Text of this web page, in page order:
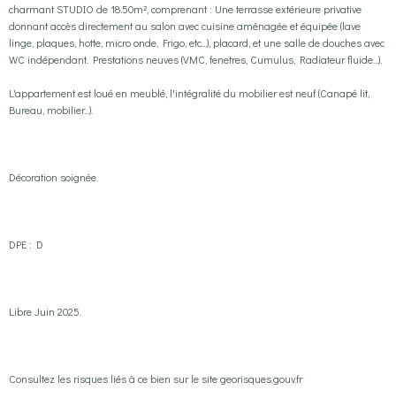
charmant STUDIO de 18.50m², comprenant : Une terrasse extérieure privative
donnant accès directement au salon avec cuisine aménagée et équipée (lave
linge, plaques, hotte, micro onde, Frigo, etc...), placard, et une salle de douches avec
WC indépendant. Prestations neuves (VMC, fenetres, Cumulus, Radiateur fluide...).
L'appartement est loué en meublé, l'intégralité du mobilier est neuf (Canapé lit,
Bureau, mobilier...).
Décoration soignée.
DPE : D
Libre Juin 2025.
Consultez les risques liés à ce bien sur le sitegeorisques.gouv.fr